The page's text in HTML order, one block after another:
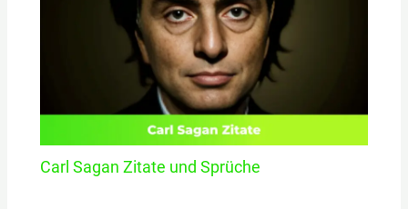
Carl Sagan Zitate und Sprüche